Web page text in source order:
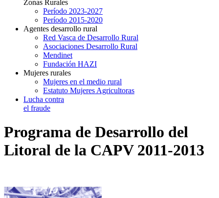
Zonas Rurales
Período 2023-2027
Período 2015-2020
Agentes desarrollo rural
Red Vasca de Desarrollo Rural
Asociaciones Desarrollo Rural
Mendinet
Fundación HAZI
Mujeres rurales
Mujeres en el medio rural
Estatuto Mujeres Agricultoras
Lucha contra
el fraude
Programa de Desarrollo del
Litoral de la CAPV 2011-2013